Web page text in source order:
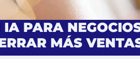
PARA
MÁS